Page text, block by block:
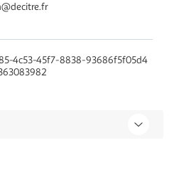
4c53-45f7-8838-93686f5f05d4